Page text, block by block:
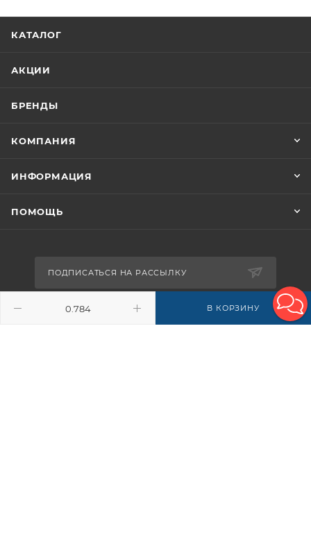
В КОРЗИНУ
КАТАЛОГ
АКЦИИ
БРЕНДЫ
КОМПАНИЯ
ИНФОРМАЦИЯ
ПОМОЩЬ
ПОДПИСАТЬСЯ НА РАССЫЛКУ
8-926-503-61-65